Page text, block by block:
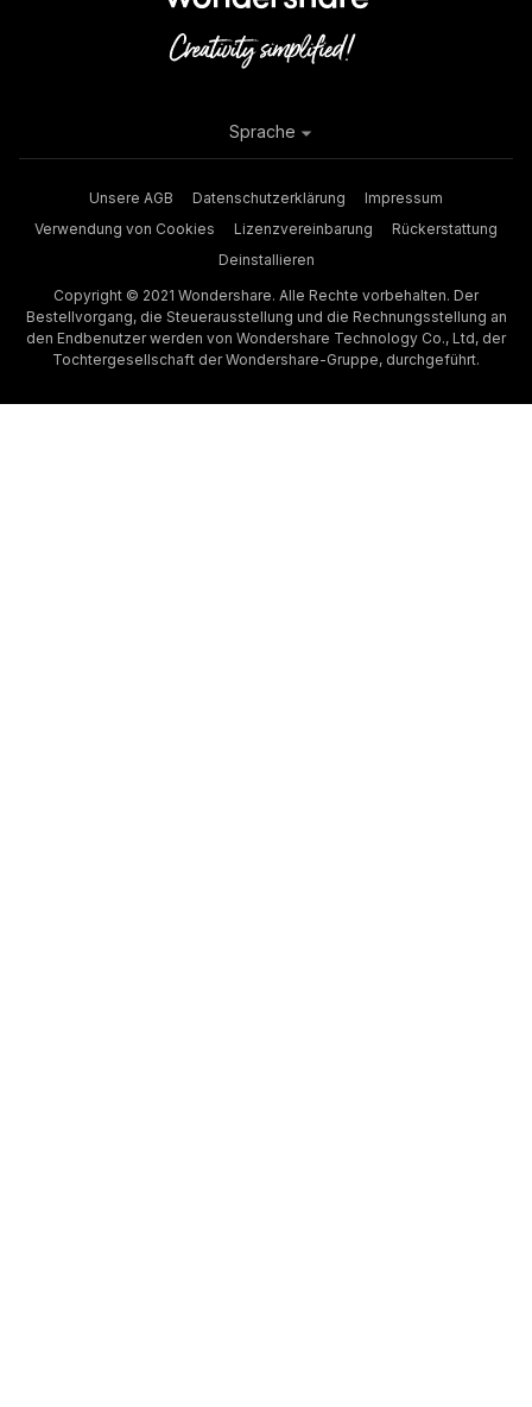
Unsere AGB Datenschutzerklärung
Impressum
Verwendung von Cookies
Lizenzvereinbarung
Rückerstattung
Deinstallieren
Copyright © 2021 Wondershare. Alle Rechte vorbehalten. Der
Bestellvorgang, die Steuerausstellung und die Rechnungsstellung an
den Endbenutzer werden von Wondershare Technology Co., Ltd, der
Tochtergesellschaft der Wondershare-Gruppe, durchgeführt.
Sprache